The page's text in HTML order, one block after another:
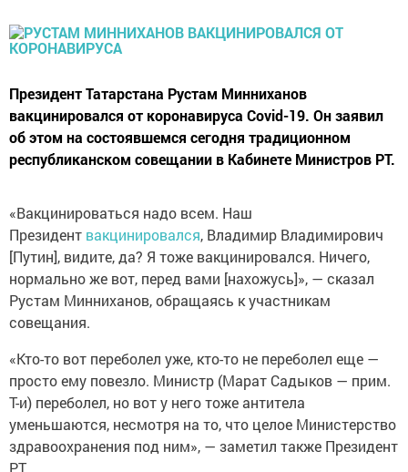
Президент Татарстана Рустам Минниханов
вакцинировался от коронавируса Covid-19. Он заявил
об этом на состоявшемся сегодня традиционном
республиканском совещании в Кабинете Министров РТ.
«Вакцинироваться надо всем. Наш
Президент вакцинировался, Владимир Владимирович
[Путин], видите, да? Я тоже вакцинировался. Ничего,
нормально же вот, перед вами [нахожусь]», — сказал
Рустам Минниханов, обращаясь к участникам
совещания.
«Кто-то вот переболел уже, кто-то не переболел еще —
просто ему повезло. Министр (Марат Садыков — прим.
Т-и) переболел, но вот у него тоже антитела
уменьшаются, несмотря на то, что целое Министерство
здравоохранения под ним», — заметил также Президент
РТ.